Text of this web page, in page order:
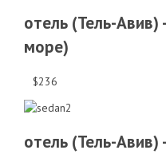
отель (Тель-
море)
$236
отель (Тель-Авив)